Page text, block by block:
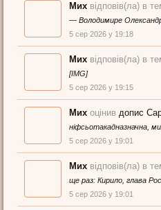
Мих відповів(ла) в
— Володимире
5 сер 2026 у 19:18
Мих відповів(ла) в
[IMG]
5 сер 2026 у 19:15
Мих оцінив допис
ніфсьотакадназначна,
5 сер 2026 у 19:01
Мих відповів(ла) в
ще раз: Кирило, глава
5 сер 2026 у 19:01